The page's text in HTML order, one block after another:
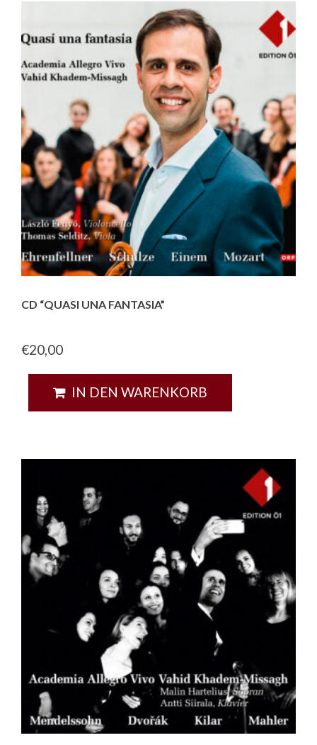
CD “QUASI UNA FANTASIA”
€20,00
IN DEN WARENKORB